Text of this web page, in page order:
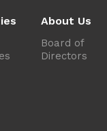
About Us
Board of
Directors